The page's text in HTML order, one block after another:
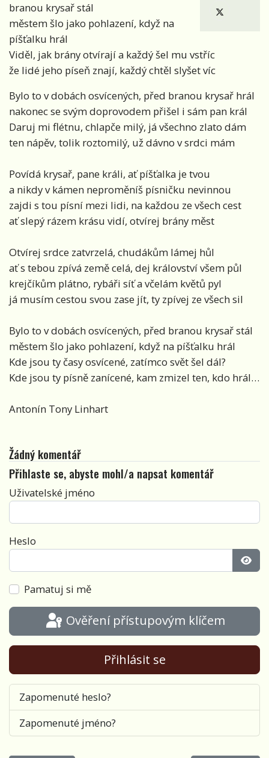
branou krysař stál
městem šlo jako pohlazení, když na
píšťalku hrál
Viděl, jak brány otvírají a každý šel mu vstříc
že lidé jeho píseň znají, každý chtěl slyšet víc
Bylo to v dobách osvícených, před branou krysař hrál
nakonec se svým doprovodem přišel i sám pan král
Daruj mi flétnu, chlapče milý, já všechno zlato dám
ten nápěv, tolik roztomilý, už dávno v srdci mám
Povídá krysař, pane králi, ať píšťalka je tvou
a nikdy v kámen neproměníš písničku nevinnou
zajdi s tou písní mezi lidi, na každou ze všech cest
ať slepý rázem krásu vidí, otvírej brány měst
Otvírej srdce zatvrzelá, chudákům lámej hůl
ať s tebou zpívá země celá, dej království všem půl
krejčíkům plátno, rybáři síť a včelám květů pyl
já musím cestou svou zase jít, ty zpívej ze všech sil
Bylo to v dobách osvícených, před branou krysař stál
městem šlo jako pohlazení, když na píšťalku hrál
Kde jsou ty časy osvícené, zatímco svět šel dál?
Kde jsou ty písně zanícené, kam zmizel ten, kdo hrál…
Antonín Tony Linhart
Žádný komentář
Přihlaste se, abyste mohl/a napsat komentář
Uživatelské jméno
Heslo
Pamatuj si mě
Ověření přístupovým klíčem
Přihlásit se
Zapomenuté heslo?
Zapomenuté jméno?